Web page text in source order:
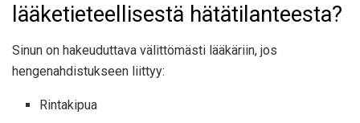
lääketieteellisestä hätätilanteesta?
Sinun on hakeuduttava välittömästi lääkäriin, jos
hengenahdistukseen liittyy:
Rintakipua